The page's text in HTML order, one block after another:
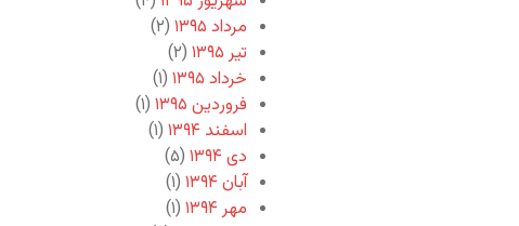
مرداد ۱۳۹۵
(۲)
تیر ۱۳۹۵
(۲)
خرداد ۱۳۹۵
(۱)
فروردین ۱۳۹۵
(۱)
اسفند ۱۳۹۴
(۱)
دی ۱۳۹۴
(۵)
آبان ۱۳۹۴
(۱)
مهر ۱۳۹۴
(۱)